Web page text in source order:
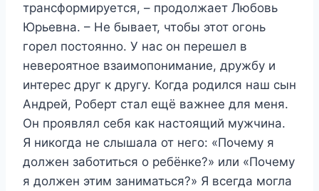
трансформируется, – продолжает Любовь
Юрьевна. – Не бывает, чтобы этот огонь
горел постоянно. У нас он перешел в
невероятное взаимопонимание, дружбу и
интерес друг к другу. Когда родился наш сын
Андрей, Роберт стал ещё важнее для меня.
Он проявлял себя как настоящий мужчина.
Я никогда не слышала от него: «Почему я
должен заботиться о ребёнке?» или «Почему
я должен этим заниматься?» Я всегда могла